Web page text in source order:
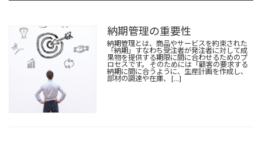
納期管理の重要性
納期管理とは、商品やサービスを約束された
「納期 」すなわち受注者が発注者に対して成
果物を提供する期限に間に合わせるためのプ
ロセスです。 そのためには「顧客の要求する
納期に間に合うように、生産計画を作成し、
部材の調達や在庫、 […]